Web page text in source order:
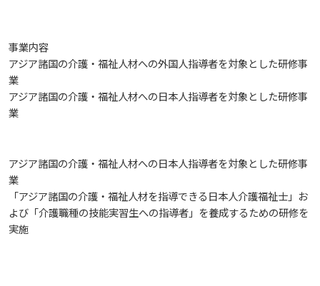
アドミッション・ポリシー（2027年度以降入学
カリキュラム・ポリシー
カリキュラム・ポリシー（2024年度以降入学生）
ディプロマ・ポリシー
学生生活支援について
就職支援について
施設案内
施設を動画で紹介
キャンパスの歴史を振り返る
メディア掲載情報
SNS公式アカウント
SDGsについて
職の種BOOK
学園・姉妹校のご案内
総合リハビリテーション学部
薬学部
医療科学研究科
医療経営学専攻
心理学専攻
看護学専攻
薬学研究科
助産学専攻科
就職・キャリア支援
エクステンション講座
開講講座
就職データ
産官学連携
研究者要覧
研究者情報（学会賞・研究者インタビュー）
公開講座
公開講座
高大連携
国際交流
国際化ビジョン
事業内容
アジア諸国の介護・福祉人材への外国人指導者を対象とした研修事
業
アジア諸国の介護・福祉人材への日本人指導者を対象とした研修事
業
アジア諸国の介護・福祉人材への日本人指導者を対象とした研修事
業
「アジア諸国の介護・福祉人材を指導できる日本人介護福祉士」お
よび「介護職種の技能実習生への指導者」を養成するための研修を
実施